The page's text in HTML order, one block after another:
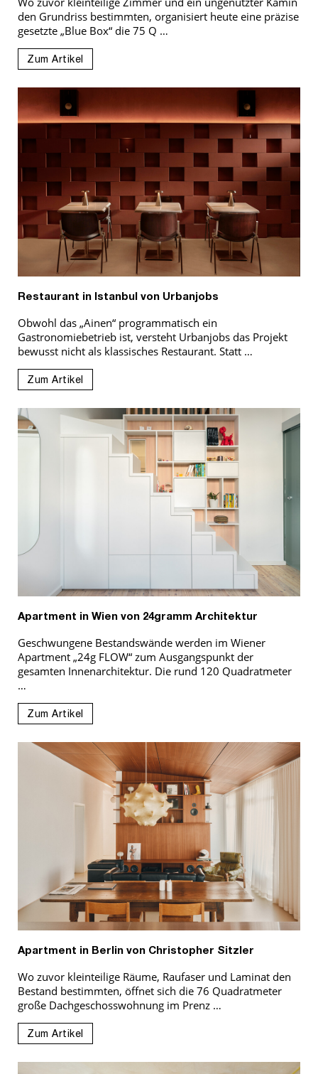
den Grundriss bestimmten, organisiert heute eine präzise
gesetzte „Blue Box“ die 75 Q …
Zum Artikel
Restaurant in Istanbul von Urbanjobs
Obwohl das „Ainen“ programmatisch ein
Gastronomiebetrieb ist, versteht Urbanjobs das Projekt
bewusst nicht als klassisches Restaurant. Statt …
Zum Artikel
Apartment in Wien von 24gramm Architektur
Geschwungene Bestandswände werden im Wiener
Apartment „24g FLOW“ zum Ausgangspunkt der
gesamten Innenarchitektur. Die rund 120 Quadratmeter
…
Zum Artikel
Apartment in Berlin von Christopher Sitzler
Wo zuvor kleinteilige Räume, Raufaser und Laminat den
Bestand bestimmten, öffnet sich die 76 Quadratmeter
große Dachgeschosswohnung im Prenz …
Zum Artikel